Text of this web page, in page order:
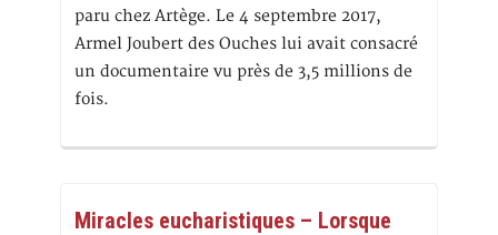
paru chez Artège. Le 4 septembre 2017,
Armel Joubert des Ouches lui avait consacré
un documentaire vu près de 3,5 millions de
fois.
Miracles eucharistiques – Lorsque